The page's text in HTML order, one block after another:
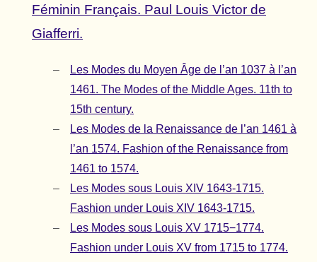
Féminin Français. Paul Louis Victor de
Giafferri.
Les Modes du Moyen Âge de l’an 1037 à l’an
1461. The Modes of the Middle Ages. 11th to
15th century.
Les Modes de la Renaissance de l’an 1461 à
l’an 1574. Fashion of the Renaissance from
1461 to 1574.
Les Modes sous Louis XIV 1643-1715.
Fashion under Louis XIV 1643-1715.
Les Modes sous Louis XV 1715−1774.
Fashion under Louis XV from 1715 to 1774.